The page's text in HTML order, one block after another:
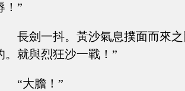
！”
長劍一抖。黃沙氣息撲面而來
。就與烈狂沙一戰！”
“大膽！”